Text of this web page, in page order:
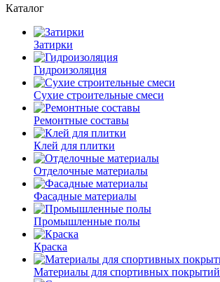
Каталог
Затирки
Гидроизоляция
Сухие строительные смеси
Ремонтные составы
Клей для плитки
Отделочные материалы
Фасадные материалы
Промышленные полы
Краска
Материалы для спортивных покрытий